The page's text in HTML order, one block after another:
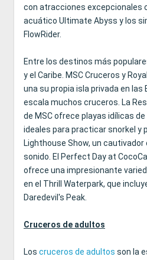
con atracciones excepcionales
acuático Ultimate Abyss y los
FlowRider.
Entre los destinos más
y el Caribe. MSC Cruceros y
una su propia isla privada en las
escala muchos cruceros. La
de MSC ofrece playas idílicas
ideales para practicar snorkel y
Lighthouse Show, un
sonido. El Perfect Day at
ofrece una impresionante
en el Thrill Waterpark, que
Daredevil's Peak.
Cruceros de adultos
Los cruceros de adultos son la